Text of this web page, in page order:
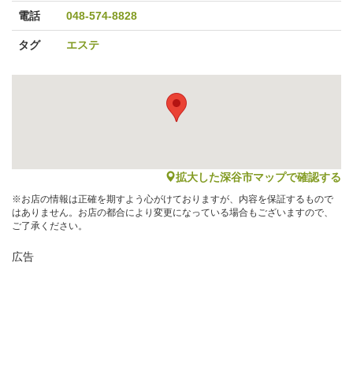
電話 048-574-8828
タグ エステ
map
拡大した深谷市マップで確認する
※お店の情報は正確を期すよう心がけておりますが、内容を保証するもので
はありません。お店の都合により変更になっている場合もございますので、
ご了承ください。
広告